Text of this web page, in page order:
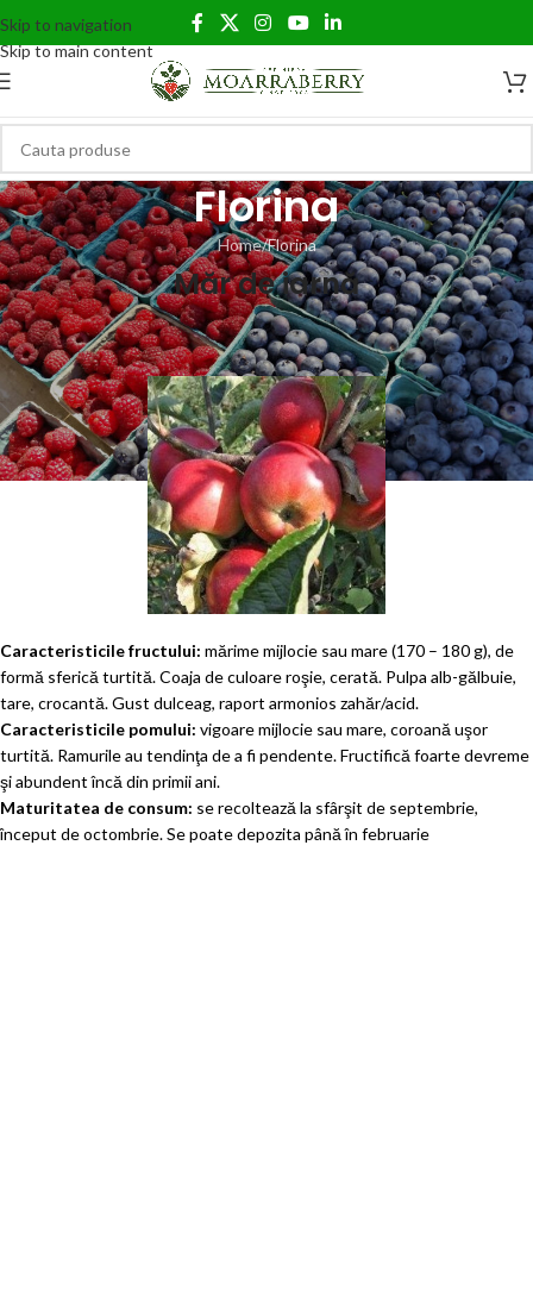
Skip to navigation
Skip to main content
Florina
Home Florina
Măr de iarnă
Caracteristicile fructului: mărime mijlocie sau mare (170 – 180 g), de
formă sferică turtită. Coaja de culoare roşie, cerată. Pulpa alb-gălbuie,
tare, crocantă. Gust dulceag, raport armonios zahăr/acid.
Caracteristicile pomului: vigoare mijlocie sau mare, coroană uşor
turtită. Ramurile au tendinţa de a fi pendente. Fructifică foarte devreme
şi abundent încă din primii ani.
Maturitatea de consum: se recoltează la sfârşit de septembrie,
început de octombrie. Se poate depozita până în februarie